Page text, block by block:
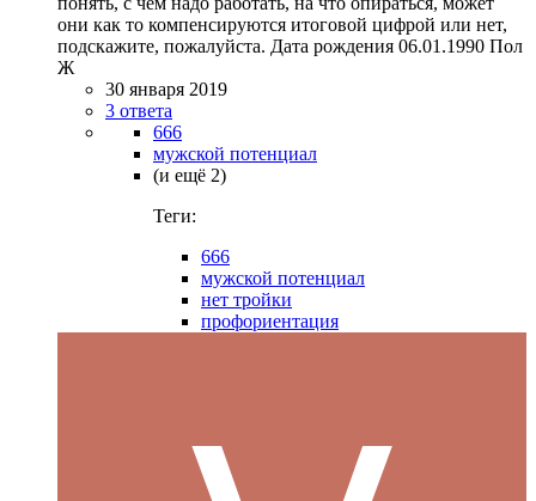
они как то компенсируются итоговой цифрой или нет,
подскажите, пожалуйста. Дата рождения 06.01.1990 Пол
Ж
30 января 2019
3 ответа
666
мужской потенциал
(и ещё 2)
Теги:
666
мужской потенциал
нет тройки
профориентация